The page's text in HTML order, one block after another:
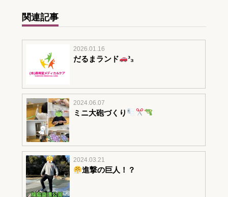
関連記事
2026.01.16
だるまランド ³₃
2024.06.07
ミニ大砲づくり
2024.03.21
進撃の巨人！？